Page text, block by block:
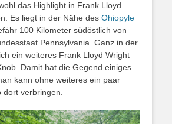
das Highlight in Frank Lloyd
Es liegt in der Nähe des Ohiopyle
100 Kilometer südöstlich von
Pennsylvania. Ganz in der
ein weiteres Frank Lloyd Wright
Damit hat die Gegend einiges
kann ohne weiteres ein paar
dort verbringen.